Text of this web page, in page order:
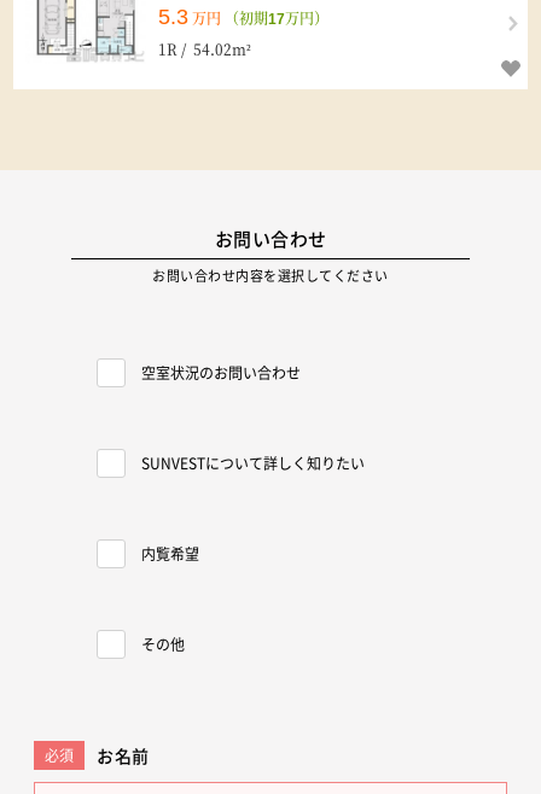
5.3万円 （初期17万円）
1R / 54.02m²
お問い合わせ
お問い合わせ内容を選択してください
空室状況のお問い合わせ
SUNVESTについて詳しく知りたい
内覧希望
その他
必須 お名前